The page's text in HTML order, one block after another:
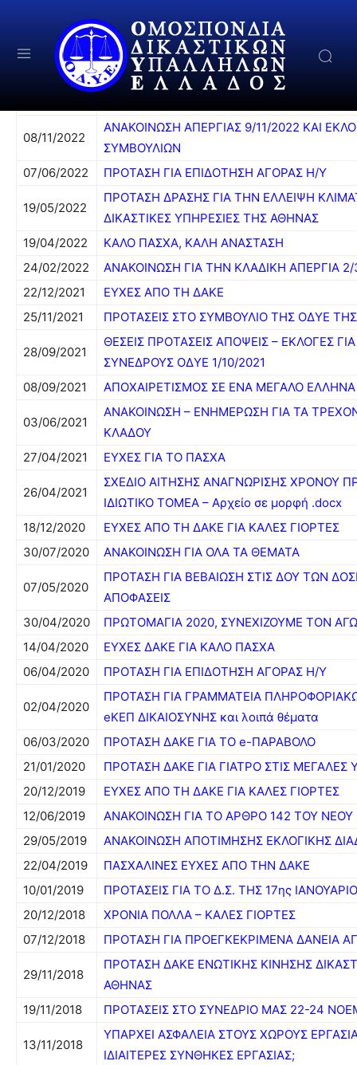
08/11/2022
ΑΝΑΚΟΙΝΩΣΗ ΑΠΕΡΓΙΑΣ 9/11/2022 ΚΑΙ
ΣΥΜΒΟΥΛΙΩΝ
07/06/2022
ΠΡΟΤΑΣΗ ΓΙΑ ΕΠΙΔΟΤΗΣΗ ΑΓΟΡΑΣ Η/Υ
19/05/2022
ΠΡΟΤΑΣΗ ΔΡΑΣΗΣ ΓΙΑ ΤΗΝ ΕΛΛΕΙΨΗ
ΔΙΚΑΣΤΙΚΕΣ ΥΠΗΡΕΣΙΕΣ ΤΗΣ ΑΘΗΝΑΣ
19/04/2022
ΚΑΛΟ ΠΑΣΧΑ, ΚΑΛΗ ΑΝΑΣΤΑΣΗ
24/02/2022
ΑΝΑΚΟΙΝΩΣΗ ΓΙΑ ΤΗΝ ΚΛΑΔΙΚΗ ΑΠΕΡΓΙΑ
22/12/2021
ΕΥΧΕΣ ΑΠΟ ΤΗ ΔΑΚΕ
25/11/2021
ΠΡΟΤΑΣΕΙΣ ΣΤΟ ΣΥΜΒΟΥΛΙΟ ΤΗΣ ΟΔΥΕ ΤΗΣ
28/09/2021
ΘΕΣΕΙΣ ΠΡΟΤΑΣΕΙΣ ΑΠΟΨΕΙΣ – ΕΚΛΟΓΕΣ
ΣΥΝΕΔΡΟΥΣ ΟΔΥΕ 1/10/2021
08/09/2021
ΑΠΟΧΑΙΡΕΤΙΣΜΟΣ ΣΕ ΕΝΑ ΜΕΓΑΛΟ
03/06/2021
ΑΝΑΚΟΙΝΩΣΗ – ΕΝΗΜΕΡΩΣΗ ΓΙΑ ΤΑ
ΚΛΑΔΟΥ
27/04/2021
ΕΥΧΕΣ ΓΙΑ ΤΟ ΠΑΣΧΑ
26/04/2021
ΣΧΕΔΙΟ ΑΙΤΗΣΗΣ ΑΝΑΓΝΩΡΙΣΗΣ ΧΡΟΝΟΥ
ΙΔΙΩΤΙΚΟ ΤΟΜΕΑ – Αρχείο σε μορφή .docx
18/12/2020
ΕΥΧΕΣ ΑΠΟ ΤΗ ΔΑΚΕ ΓΙΑ ΚΑΛΕΣ ΓΙΟΡΤΕΣ
30/07/2020
ΑΝΑΚΟΙΝΩΣΗ ΓΙΑ ΟΛΑ ΤΑ ΘΕΜΑΤΑ
07/05/2020
ΠΡΟΤΑΣΗ ΓΙΑ ΒΕΒΑΙΩΣΗ ΣΤΙΣ ΔΟΥ ΤΩΝ
ΑΠΟΦΑΣΕΙΣ
30/04/2020
ΠΡΩΤΟΜΑΓΙΑ 2020, ΣΥΝΕΧΙΖΟΥΜΕ ΤΟΝ
14/04/2020
ΕΥΧΕΣ ΔΑΚΕ ΓΙΑ ΚΑΛΟ ΠΑΣΧΑ
06/04/2020
ΠΡΟΤΑΣΗ ΓΙΑ ΕΠΙΔΟΤΗΣΗ ΑΓΟΡΑΣ Η/Υ
02/04/2020
ΠΡΟΤΑΣΗ ΓΙΑ ΓΡΑΜΜΑΤΕΙΑ
eΚΕΠ ΔΙΚΑΙΟΣΥΝΗΣ και λοιπά θέματα
06/03/2020
ΠΡΟΤΑΣΗ ΔΑΚΕ ΓΙΑ ΤΟ e-ΠΑΡΑΒΟΛΟ
21/01/2020
ΠΡΟΤΑΣΗ ΔΑΚΕ ΓΙΑ ΓΙΑΤΡΟ ΣΤΙΣ ΜΕΓΑΛΕΣ
20/12/2019
ΕΥΧΕΣ ΑΠΟ ΤΗ ΔΑΚΕ ΓΙΑ ΚΑΛΕΣ ΓΙΟΡΤΕΣ
12/06/2019
ΑΝΑΚΟΙΝΩΣΗ ΓΙΑ ΤΟ ΑΡΘΡΟ 142 ΤΟΥ
29/05/2019
ΑΝΑΚΟΙΝΩΣΗ ΑΠΟΤΙΜΗΣΗΣ ΕΚΛΟΓΙΚΗΣ
22/04/2019
ΠΑΣΧΑΛΙΝΕΣ ΕΥΧΕΣ ΑΠΟ ΤΗΝ ΔΑΚΕ
10/01/2019
ΠΡΟΤΑΣΕΙΣ ΓΙΑ ΤΟ Δ.Σ. ΤΗΣ 17ης
20/12/2018
ΧΡΟΝΙΑ ΠΟΛΛΑ – ΚΑΛΕΣ ΓΙΟΡΤΕΣ
07/12/2018
ΠΡΟΤΑΣΗ ΓΙΑ ΠΡΟΕΓΚΕΚΡΙΜΕΝΑ ΔΑΝΕΙΑ
29/11/2018
ΠΡΟΤΑΣΗ ΔΑΚΕ ΕΝΩΤΙΚΗΣ ΚΙΝΗΣΗΣ
ΑΘΗΝΑΣ
19/11/2018
ΠΡΟΤΑΣΕΙΣ ΣΤΟ ΣΥΝΕΔΡΙΟ ΜΑΣ 22-24
13/11/2018
ΥΠΑΡΧΕΙ ΑΣΦΑΛΕΙΑ ΣΤΟΥΣ ΧΩΡΟΥΣ
ΙΔΙΑΙΤΕΡΕΣ ΣΥΝΘΗΚΕΣ ΕΡΓΑΣΙΑΣ;